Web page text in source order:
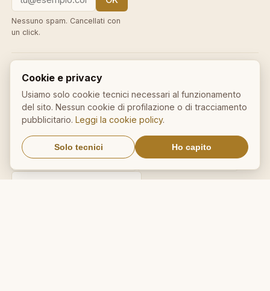
Nessuno spam. Cancellati con
un click.
IL NOSTRO NETWORK
CalcioMercato.in DictionnaireMedical.com
DizionarioItaliano.net DizionarioSinonimi.com
MedicalVocabulary.org RicetteCucina.biz
Cookie e privacy
Usiamo solo cookie tecnici necessari al funzionamento
del sito. Nessun cookie di profilazione o di tracciamento
pubblicitario.Leggi la cookie policy.
Solo tecnici Ho capito